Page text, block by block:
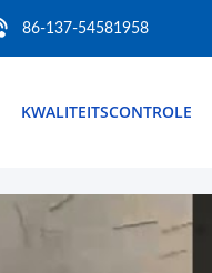
86-137-54581958
KWALITEITSCONTROLE